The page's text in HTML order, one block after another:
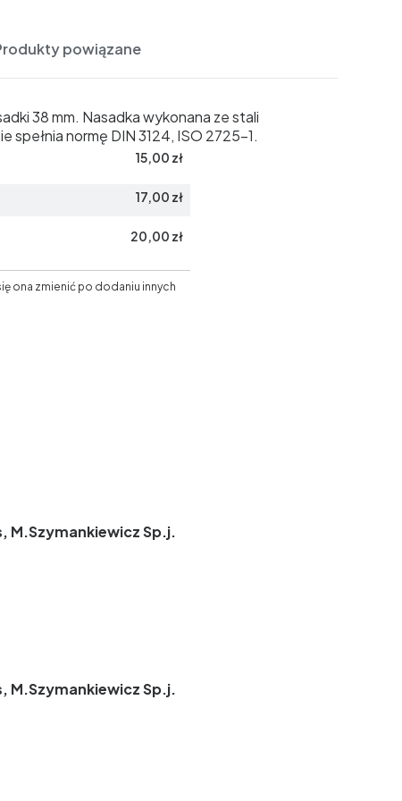
powiązane
38 mm. Nasadka wykonana ze stali
normę DIN 3124, ISO 2725-1.
15,00 zł
17,00 zł
20,00 zł
ona zmienić po dodaniu innych
M.Szymankiewicz Sp.j.
M.Szymankiewicz Sp.j.